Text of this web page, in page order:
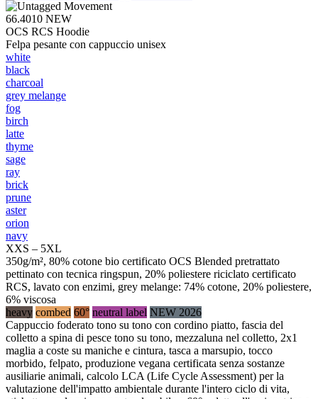
66.4010 NEW
OCS RCS Hoodie
Felpa pesante con cappuccio unisex
white
black
charcoal
grey melange
fog
birch
latte
thyme
sage
ray
brick
prune
aster
orion
navy
XXS – 5XL
350g/m², 80% cotone bio certificato OCS Blended pretrattato
pettinato con tecnica ringspun, 20% poliestere riciclato certificato
RCS, lavato con enzimi, grey melange: 74% cotone, 20% poliestere,
6% viscosa
heavy combed 60° neutral label NEW 2026
Cappuccio foderato tono su tono con cordino piatto, fascia del
colletto a spina di pesce tono su tono, mezzaluna nel colletto, 2x1
maglia a coste su maniche e cintura, tasca a marsupio, tocco
morbido, felpato, produzione vegana certificata senza sostanze
ausiliarie animali, calcolo LCA (Life Cycle Assessment) per la
valutazione dell'impatto ambientale durante l'intero ciclo di vita,